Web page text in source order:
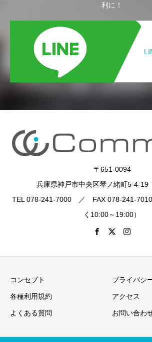
利に！
〒651-0094
兵庫県神戸市中央区琴ノ緒町5-4-19
TEL 078-241-7000 ／ FAX 078-241-7010
く10:00～19:00）
コンセプト プライバシ
各種利用規約 アクセス
よくある質問 お問い合わ